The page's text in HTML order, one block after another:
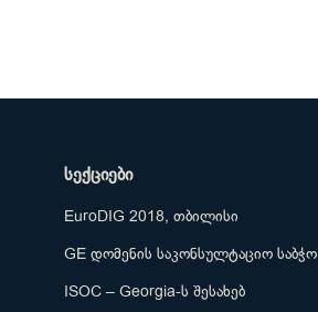
სექციები
EuroDIG 2018, თბილისი
GE დომენის საკონსულტაციო საბჭო
ISOC – Georgia-ს შესახებ